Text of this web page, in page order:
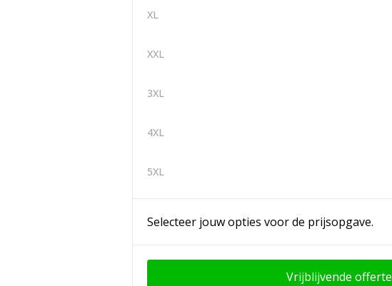
XL
XXL
3XL
4XL
5XL
Selecteer jouw opties voor de prijsopgave.
Vrijblijvende offerte